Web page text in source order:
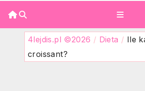
4lejdis.pl ©2026 / Dieta / Ile
croissant?